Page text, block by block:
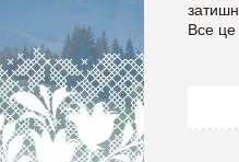
Все це